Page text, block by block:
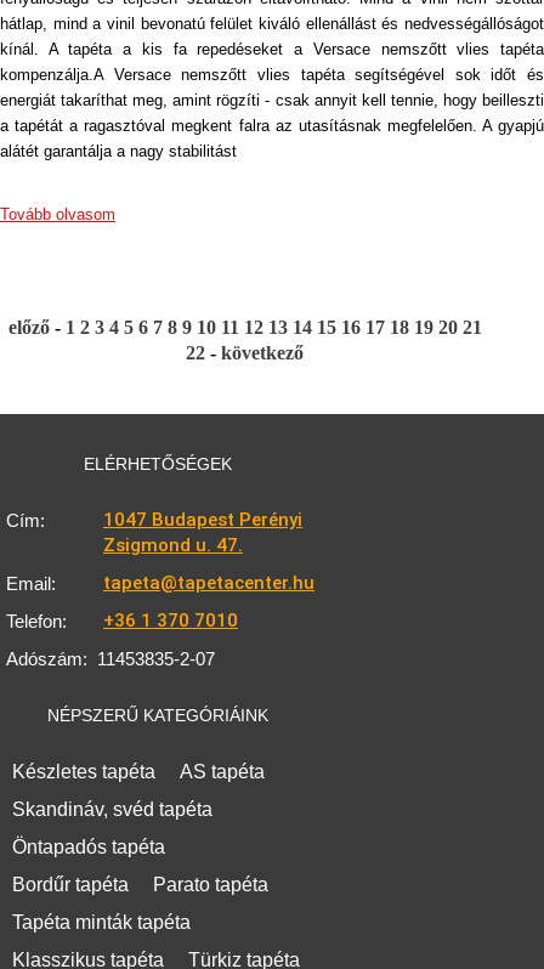
hátlap, mind a vinil bevonatú felület kiváló ellenállást és nedvességállóságot
kínál. A tapéta a kis fa repedéseket a Versace nemszőtt vlies tapéta
kompenzálja.A Versace nemszőtt vlies tapéta segítségével sok időt és
energiát takaríthat meg, amint rögzíti - csak annyit kell tennie, hogy beilleszti
a tapétát a ragasztóval megkent falra az utasításnak megfelelően. A gyapjú
alátét garantálja a nagy stabilitást
Tovább olvasom
előző - 1 2 3 4 5 6 7 8 9 10 11 12 13 14 15 16 17 18 19 20 21
22-következő
ELÉRHETŐSÉGEK
Cím:
1047 Budapest Perényi
Zsigmond u. 47.
Email: tapeta@tapetacenter.hu
Telefon: +36 1 370 7010
Adószám: 11453835-2-07
NÉPSZERŰ KATEGÓRIÁINK
Készletes tapéta
AS tapéta
Skandináv, svéd tapéta
Öntapadós tapéta
Bordűr tapéta
Parato tapéta
Tapéta minták tapéta
Klasszikus tapéta
Türkiz tapéta